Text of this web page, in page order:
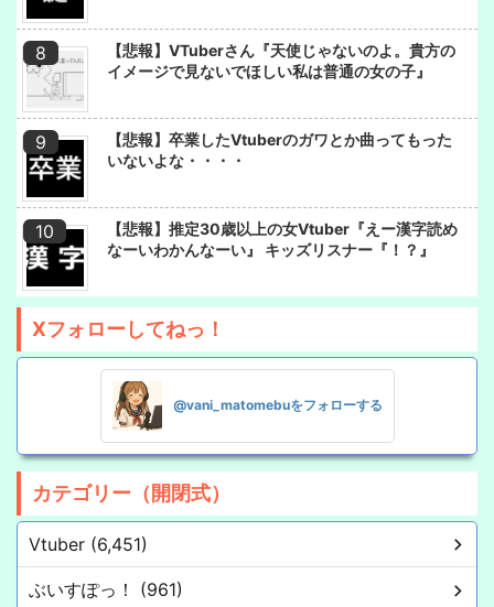
【悲報】VTuberさん『天使じゃないのよ。貴方の
イメージで見ないでほしい私は普通の女の子』
【悲報】卒業したVtuberのガワとか曲ってもった
いないよな・・・・
【悲報】推定30歳以上の女Vtuber『えー漢字読め
なーいわかんなーい』 キッズリスナー『！？』
Xフォローしてねっ！
@vani_matomebuをフォローする
カテゴリー（開閉式）
Vtuber (6,451)
ぶいすぽっ！ (961)